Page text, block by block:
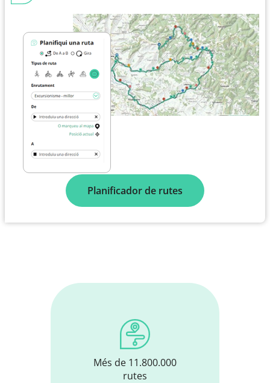
Planificador de rutes
Més de 11.800.000
rutes